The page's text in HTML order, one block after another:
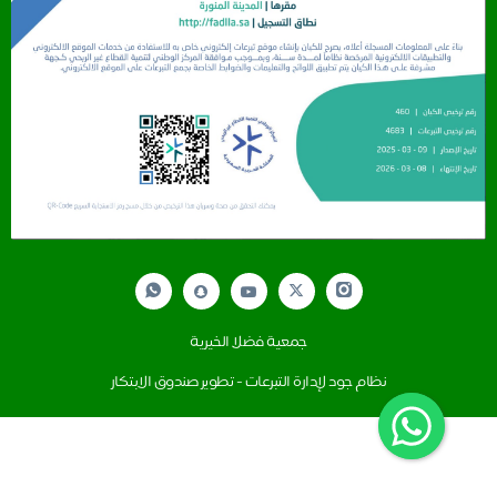
جمعية فضلا الخيرية
نظام جود لإدارة التبرعات - تطوير صندوق الابتكار